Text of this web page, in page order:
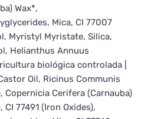
Wax*,
Mica, CI 77007
Myristyl Myristate, Silica,
Helianthus Annuus
biológica controlada |
Oil, Ricinus Communis
Copernicia Cerifera (Carnauba)
CI 77491 (Iron Oxides),